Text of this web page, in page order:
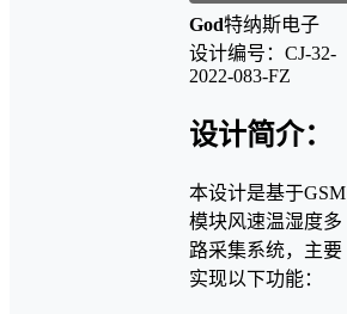
God特纳斯电子
设计编号：CJ-32-
2022-083-FZ
设计简介：
本设计是基于GSM
模块风速温湿度多
路采集系统，主要
实现以下功能：